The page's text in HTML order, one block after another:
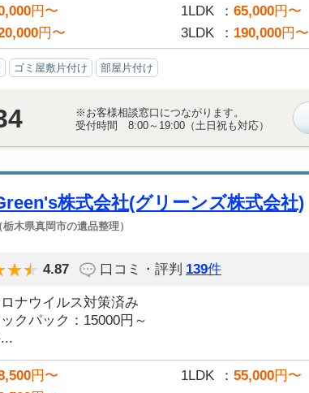
円〜 1LDK 65,000円〜
円〜 3LDK 190,000円〜
ゴミ屋敷片付け 部屋片付け
※お客様相談窓口につながります。
受付時間 8:00～19:00（土日祝も対応）
株式会社(グリーンズ株式会社)
栃木県真岡市の遺品整理）
4.87 口コミ・評判 139件
ナウイルス対策済み
クパック：15000円～
円〜 1LDK 55,000円〜